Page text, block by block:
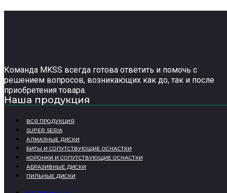
Команда MKSS всегда готова ответить и помочь с
решением вопросов, возникающих как до, так и после
приобретения товара.
Наша продукция
ВСЯ ПРОДУКЦИЯ
SUPER SERIA
АЛМАЗНЫЕ ДИСКИ
БИТЫ И СОПУТСТВУЮЩИЕ ОСНАСТКИ
КОРОНКИ И СОПУТСТВУЮЩИЕ ОСНАСТКИ
АБРАЗИВНЫЕ ДИСКИ
ПИЛЬНЫЕ ДИСКИ